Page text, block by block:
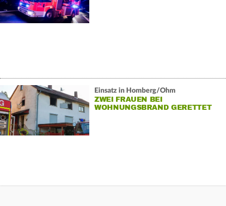
Einsatz in Homberg/Ohm
ZWEI FRAUEN BEI
WOHNUNGSBRAND GERETTET